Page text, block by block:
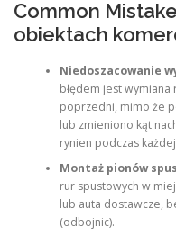
Common
obiektach
Niedoszacowanie
błędem jest
poprzedni, mimo że
lub zmieniono kąt
rynien podczas
Montaż pionów
rur spustowych w
lub auta dostawcze,
(odbojnic).